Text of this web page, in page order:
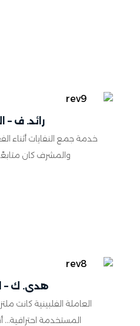
رائد. ف –
خدمة جمع النفايات أثناء
والمشرف كان
هدى. ك –
العاملة الفلبينية كانت
المستخدمة